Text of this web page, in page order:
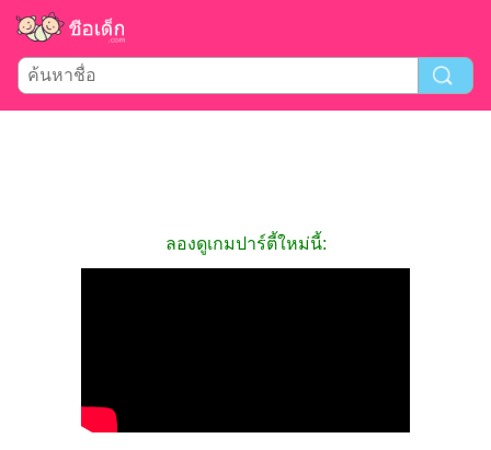
ลองดูเกมปาร์ตี้ใหม่นี้: